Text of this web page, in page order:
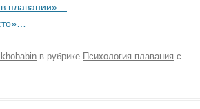
в плавании»…
в рубрике Психология плавания с